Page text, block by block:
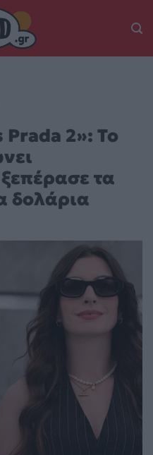
Prada 2»: Το
τα
δολάρια